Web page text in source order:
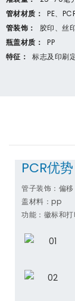
管材材质：
PE、
管装饰：
胶印、丝
瓶盖材质：
PP
特征：
标志及印刷
PCR优势
管子装饰：偏
盖材料：pp
功能：徽标和